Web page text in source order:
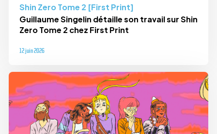
Shin Zero Tome 2 [First Print]
Guillaume Singelin détaille son travail sur Shin
Zero Tome 2 chez First Print
12 juin 2026